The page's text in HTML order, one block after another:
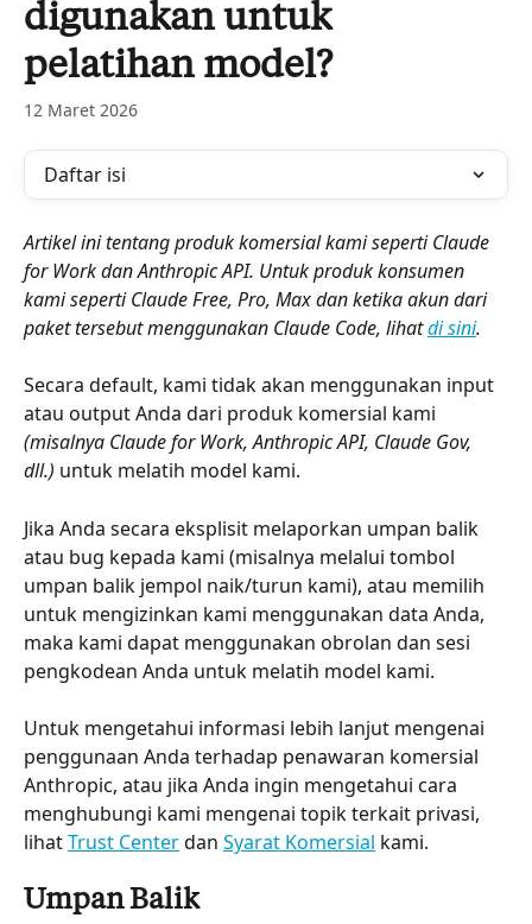
digunakan untuk
pelatihan model?
12 Maret 2026
Daftar isi
Artikel ini tentang produk komersial kami seperti Claude
for Work dan Anthropic API. Untuk produk konsumen
kami seperti Claude Free, Pro, Max dan ketika akun dari
paket tersebut menggunakan Claude Code, lihat di sini.
Secara default, kami tidak akan menggunakan input
atau output Anda dari produk komersial kami
(misalnya Claude for Work, Anthropic API, Claude Gov,
dll.) untuk melatih model kami.
Jika Anda secara eksplisit melaporkan umpan balik
atau bug kepada kami (misalnya melalui tombol
umpan balik jempol naik/turun kami), atau memilih
untuk mengizinkan kami menggunakan data Anda,
maka kami dapat menggunakan obrolan dan sesi
pengkodean Anda untuk melatih model kami.
Untuk mengetahui informasi lebih lanjut mengenai
penggunaan Anda terhadap penawaran komersial
Anthropic, atau jika Anda ingin mengetahui cara
menghubungi kami mengenai topik terkait privasi,
lihat Trust Center dan Syarat Komersial kami.
Umpan Balik